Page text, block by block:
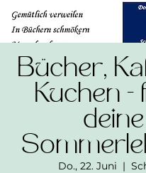
Bücher,
Kuchen -
deine
Do., 22. Juni
  |